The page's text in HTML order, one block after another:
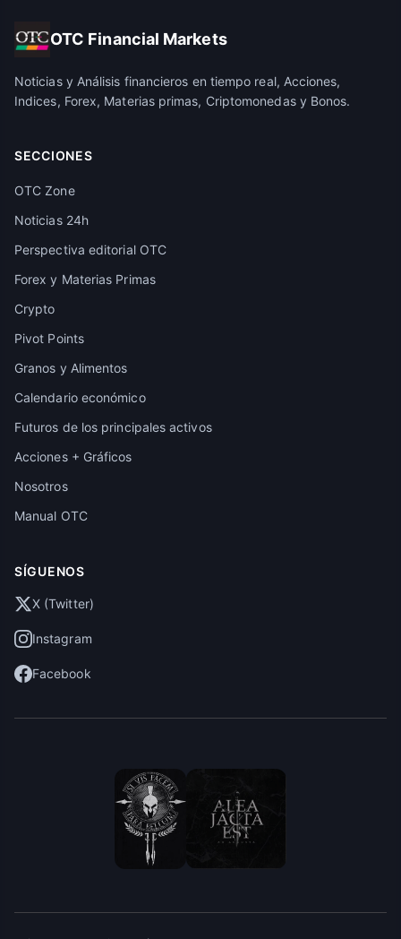
OTC Financial Markets
Noticias y Análisis financieros en tiempo real, Acciones,
Indices, Forex, Materias primas, Criptomonedas y Bonos.
SECCIONES
OTC Zone
Noticias 24h
Perspectiva editorial OTC
Forex y Materias Primas
Crypto
Pivot Points
Granos y Alimentos
Calendario económico
Futuros de los principales activos
Acciones + Gráficos
Nosotros
Manual OTC
SÍGUENOS
X (Twitter)
Instagram
Facebook